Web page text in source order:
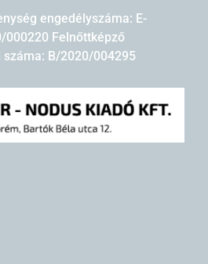
engedélyszáma: E-
000220 Felnőttképző
B/2020/004295